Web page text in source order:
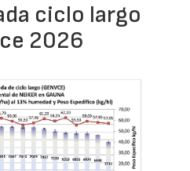
ciclo largo
2026